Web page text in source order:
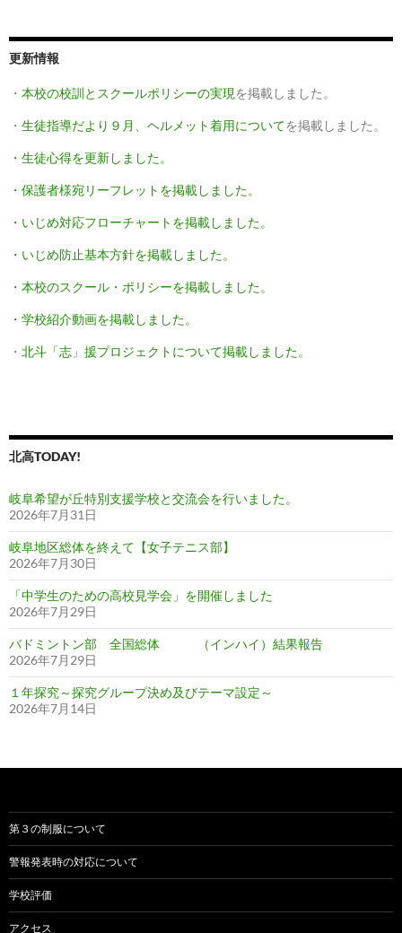
更新情報
・ 本校の校訓とスクールポリシーの実現を掲載しました。
・ 生徒指導だより９月 ヘルメット着用についてを掲載しました。
・生徒心得を更新しました。
・保護者様宛リーフレットを掲載しました。
・いじめ対応フローチャートを掲載しました。
・いじめ防止基本方針を掲載しました。
・本校のスクール・ポリシーを掲載しました。
・学校紹介動画を掲載しました。
・ 北斗「志」援プロジェクトについて掲載しました。
北高TODAY!
岐阜希望が丘特別支援学校と交流会を行いました。
2026年7月31日
岐阜地区総体を終えて【女子テニス部】
2026年7月30日
「中学生のための高校見学会」を開催しました
2026年7月29日
バドミントン部 全国総体 （インハイ）結果報告
2026年7月29日
１年探究～探究グループ決め及びテーマ設定～
2026年7月14日
第３の制服について
警報発表時の対応について
学校評価
アクセス